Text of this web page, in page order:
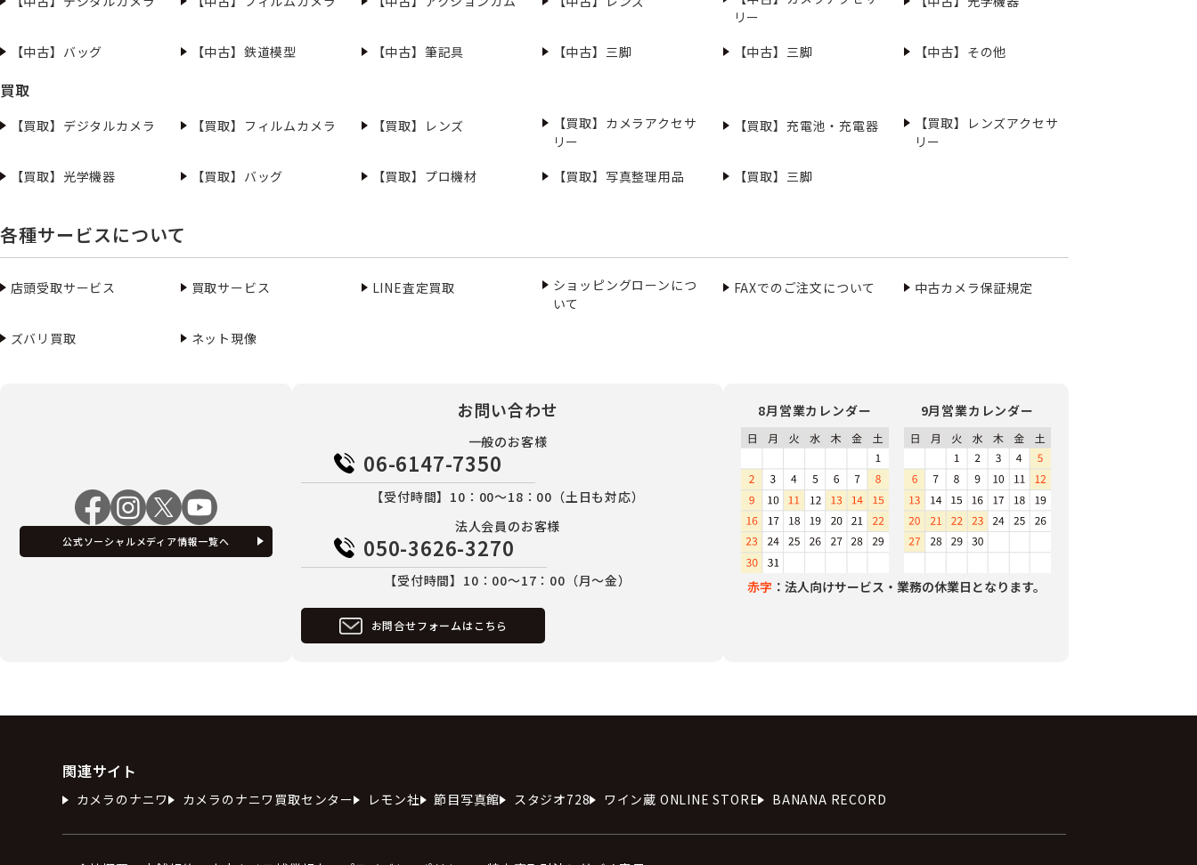
リー
【中古】バッグ 【中古】鉄道模型 【中古】筆記具 【中古】三脚 【中古】三脚 【中古】その他
買取
【買取】デジタルカメラ 【買取】フィルムカメラ 【買取】レンズ
【買取】カメラアクセサ
リー
【買取】充電池・充電器
【買取】レンズアクセサ
リー
【買取】光学機器
【買取】バッグ 【買取】プロ機材 【買取】写真整理用品 【買取】三脚
各種サービスについて
店頭受取サービス 買取サービス LINE査定買取
ショッピングローンにつ
いて
FAXでのご注文について 中古カメラ保証規定
ズバリ買取 ネット現像
公式ソーシャルメディア情報一覧へ
お問い合わせ
一般のお客様
06-6147-7350
【受付時間】10：00～18：00（土日も対応）
法人会員のお客様
050-3626-3270
【受付時間】10：00～17：00（月～金）
お問合せフォームはこちら
8月営業カレンダー 9月営業カレンダー
赤字 ：法人向けサービス・業務の休業日となります。
関連サイト
カメラのナニワ カメラのナニワ買取センター レモン社 節目写真館 スタジオ728 ワイン蔵 ONLINE STORE BANANA RECORD